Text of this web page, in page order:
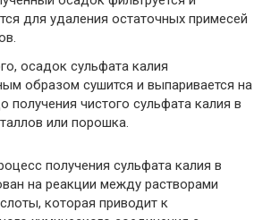
для удаления остаточных примесей
осадок сульфата калия
образом сушится и выпаривается на
получения чистого сульфата калия в
или порошка.
получения сульфата калия в
на реакции между растворами
которая приводит к